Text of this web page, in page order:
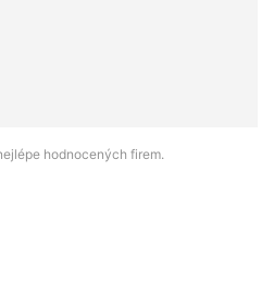
hodnocených firem.